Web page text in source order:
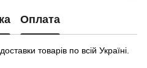
Оплата
доставки товарів по всій Україні.